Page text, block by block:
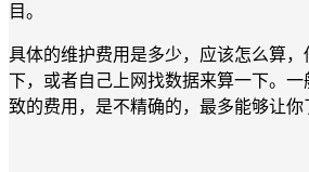
目。
具体的维护费用是多少，应该怎么算，
下，或者自己上网找数据来算一下。
致的费用，是不精确的，最多能够让你